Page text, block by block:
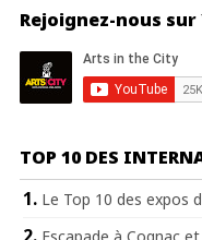
Rejoignez-nous sur
TOP 10 DES
Le Top 10 des expos
Escapade à Cognac